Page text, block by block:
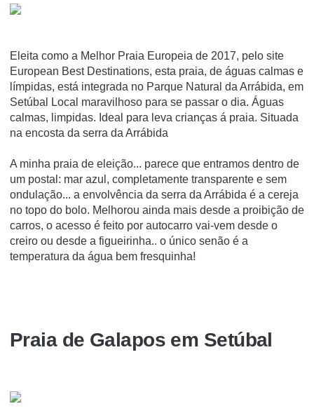
Eleita como a Melhor Praia Europeia de 2017, pelo site
European Best Destinations, esta praia, de águas calmas e
límpidas, está integrada no Parque Natural da Arrábida, em
Setúbal Local maravilhoso para se passar o dia. Águas
calmas, limpidas. Ideal para leva crianças á praia. Situada
na encosta da serra da Arrábida
A minha praia de eleição... parece que entramos dentro de
um postal: mar azul, completamente transparente e sem
ondulação... a envolvência da serra da Arrábida é a cereja
no topo do bolo. Melhorou ainda mais desde a proibição de
carros, o acesso é feito por autocarro vai-vem desde o
creiro ou desde a figueirinha.. o único senão é a
temperatura da água bem fresquinha!
Praia de Galapos em Setúbal